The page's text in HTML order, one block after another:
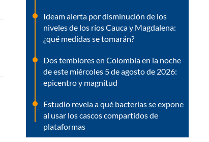
Ideam alerta por disminución de los
niveles de los ríos Cauca y Magdalena:
¿qué medidas se tomarán?
Dos temblores en Colombia en la noche
de este miércoles 5 de agosto de 2026:
epicentro y magnitud
Estudio revela a qué bacterias se expone
al usar los cascos compartidos de
plataformas